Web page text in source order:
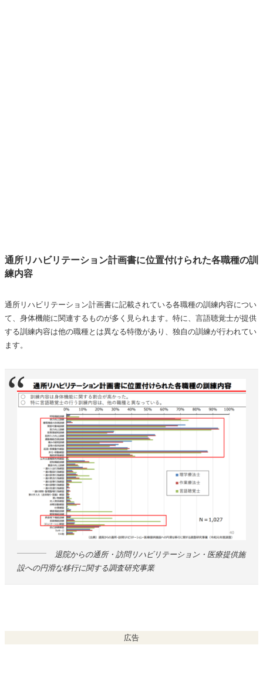
通所リハビリテーション計画書に位置付けられた各職種の訓
練内容
通所リハビリテーション計画書に記載されている各職種の訓練内容につい
て、身体機能に関連するものが多く見られます。特に、言語聴覚士が提供
する訓練内容は他の職種とは異なる特徴があり、独自の訓練が行われてい
ます。
退院からの通所・訪問リハビリテーション・医療提供施
設への円滑な移行に関する調査研究事業
広告